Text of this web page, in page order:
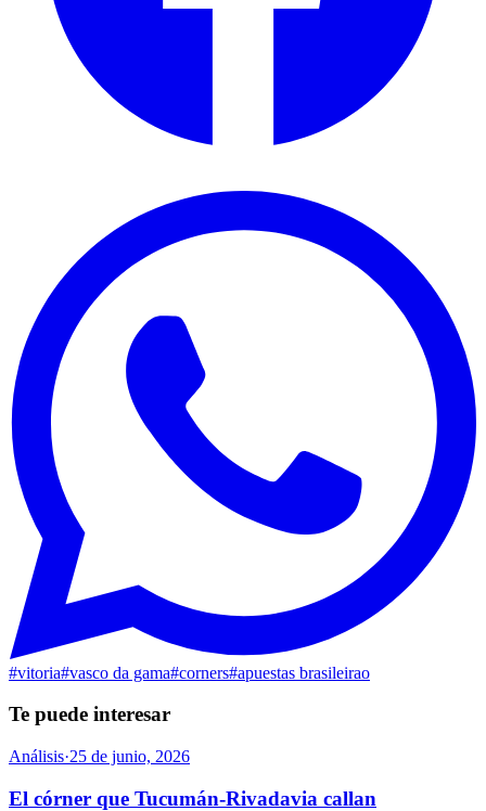
#vitoria#vasco da gama#corners#apuestas brasileirao
Te puede interesar
Análisis·25 de junio, 2026
El córner que Tucumán-Rivadavia callan